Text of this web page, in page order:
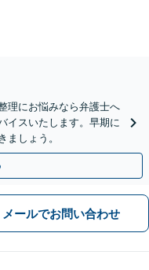
理にお悩みなら弁護士へ
イスいたします。早期に
ましょう。
メールでお問い合わせ